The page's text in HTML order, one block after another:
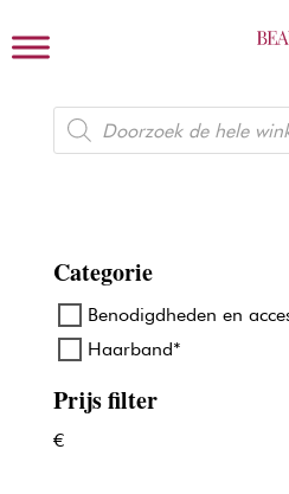
Producten
zoeken
Categorie
Benodigdheden en
Haarband*
Prijs filter
€